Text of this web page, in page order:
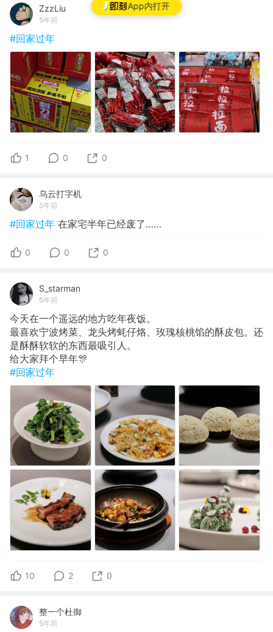
App内打开
ZzzLiu
5年前
#回家过年
1 0 0
乌云打字机
5年前
#回家过年 在家宅半年已经废了……
0 0 0
S_starman
5年前
今天在一个遥远的地方吃年夜饭。
最喜欢宁波烤菜、龙头烤蚝仔烙、玫瑰核桃馅的酥皮包。还
是酥酥软软的东西最吸引人。
给大家拜个早年🎊
#回家过年
10 2 0
整一个杜御
5年前